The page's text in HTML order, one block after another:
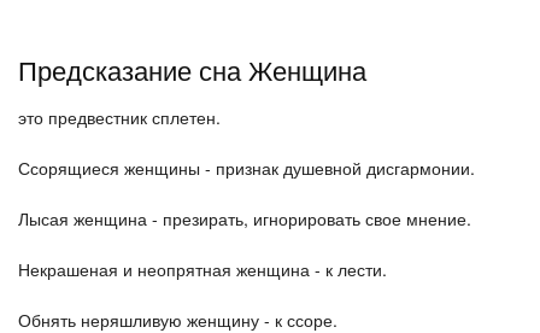
Предсказание сна Женщина
это предвестник сплетен.
Ссорящиеся женщины - признак душевной дисгармонии.
Лысая женщина - презирать, игнорировать свое мнение.
Некрашеная и неопрятная женщина - к лести.
Обнять неряшливую женщину - к ссоре.